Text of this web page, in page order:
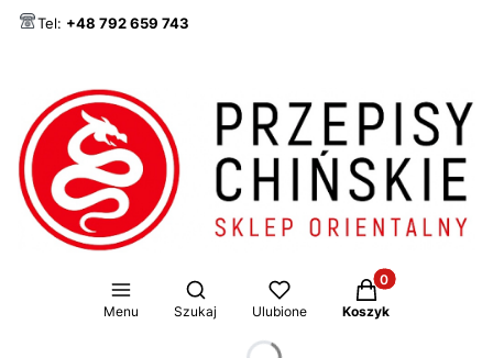
Tel: +48 792 659 743
Menu
Otwórz wyszukiwarkę
Szukaj Ulubione
Produkty w
Koszyk